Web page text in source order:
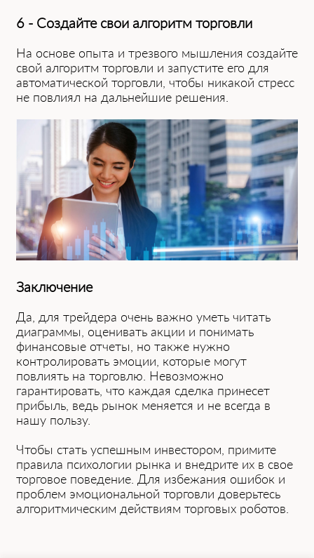
6 - Создайте свои алгоритм торговли
На основе опыта и трезвого мышления создайте
свой алгоритм торговли и запустите его для
автоматической торговли, чтобы никакой стресс
не повлиял на дальнейшие решения.
Заключение
Да, для трейдера очень важно уметь читать
диаграммы, оценивать акции и понимать
финансовые отчеты, но также нужно
контролировать эмоции, которые могут
повлиять на торговлю. Невозможно
гарантировать, что каждая сделка принесет
прибыль, ведь рынок меняется и не всегда в
нашу пользу.
Чтобы стать успешным инвестором, примите
правила психологии рынка и внедрите их в свое
торговое поведение. Для избежания ошибок и
проблем эмоциональной торговли доверьтесь
алгоритмическим действиям торговых роботов.